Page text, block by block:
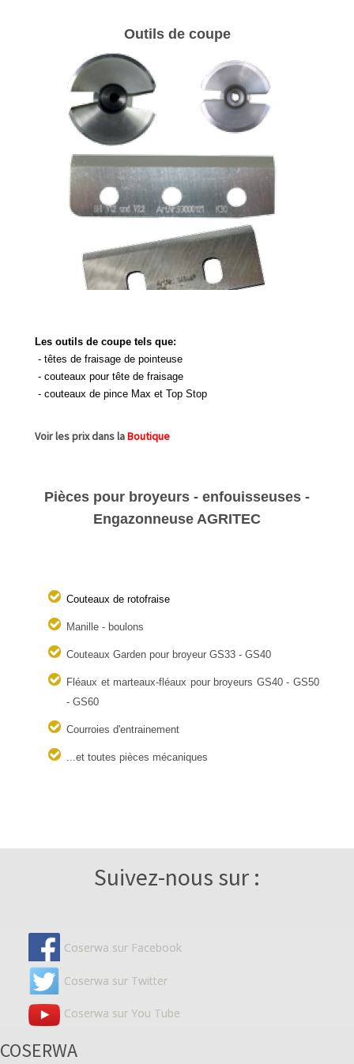
Outils de coupe
Les outils de coupe tels que:
- têtes de fraisage de pointeuse
- couteaux pour tête de fraisage
- couteaux de pince Max et Top Stop
Voir les prix dans laBoutique
Pièces pour broyeurs - enfouisseuses -
Engazonneuse AGRITEC
Couteaux de rotofraise
Manille - boulons
Couteaux Garden pour broyeur GS33 - GS40
Fléaux et marteaux-fléaux pour broyeurs GS40 - GS50
- GS60
Courroies d'entrainement
...et toutes pièces mécaniques
Suivez-nous sur :
Coserwa sur Facebook
Coserwa sur Twitter
Coserwa sur You Tube
COSERWA